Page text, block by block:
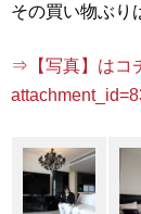
その買い物ぶり
⇒【写真】はコ